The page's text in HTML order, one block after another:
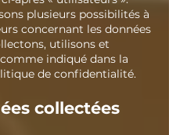
plusieurs possibilités à
concernant les données
utilisons et
indiqué dans la
de confidentialité.
collectées